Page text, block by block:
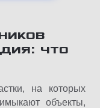
что
на которых
объекты,